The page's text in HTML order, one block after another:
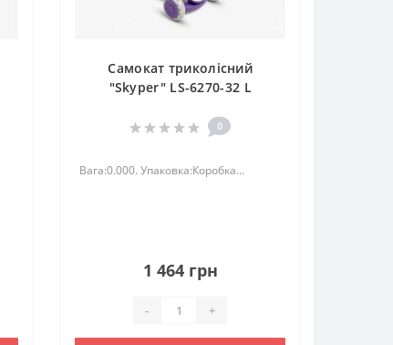
Самокат триколісний
"Skyper" LS-6270-32 L
0
Вага:0.000. Упаковка:Коробка...
1 464 грн
- +